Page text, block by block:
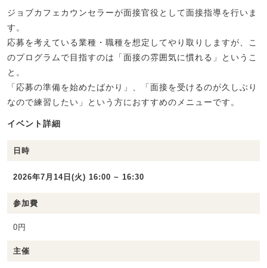
ジョブカフェカウンセラーが面接官役として面接指導を行いま
す。
応募を考えている業種・職種を想定してやり取りしますが、こ
のプログラムで目指すのは「面接の雰囲気に慣れる」というこ
と。
「応募の準備を始めたばかり」、「面接を受けるのが久しぶり
なので練習したい」という方におすすめのメニューです。
イベント詳細
日時
2026年7月14日(火) 16:00 ~ 16:30
参加費
0円
主催